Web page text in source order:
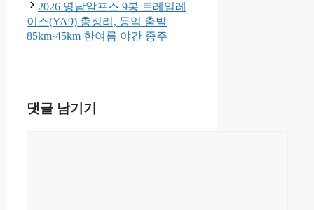
2026 영남알프스 9봉 트레일레
이스(YA9) 총정리, 등억 출발
85km·45km 한여름 야간 종주
댓글 남기기